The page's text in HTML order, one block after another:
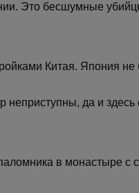
Это бесшумные
Китая. Япония
да и
в монастыре